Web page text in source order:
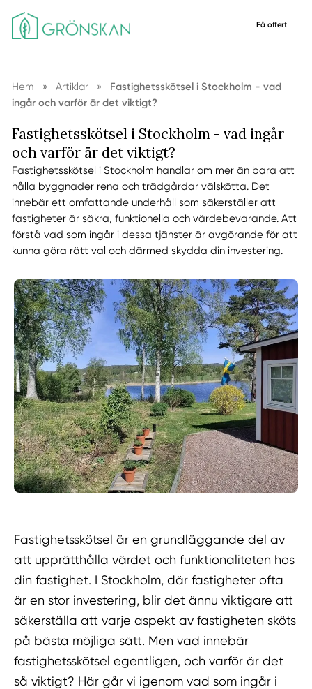
Få offert
Hem » Artiklar »
Fastighetsskötsel i Stockholm - vad
ingår och varför är det viktigt?
Fastighetsskötsel i Stockholm - vad ingår
och varför är det viktigt?
Fastighetsskötsel i Stockholm handlar om mer än bara att
hålla byggnader rena och trädgårdar välskötta. Det
innebär ett omfattande underhåll som säkerställer att
fastigheter är säkra, funktionella och värdebevarande. Att
förstå vad som ingår i dessa tjänster är avgörande för att
kunna göra rätt val och därmed skydda din investering.
Fastighetsskötsel är en grundläggande del av
att upprätthålla värdet och funktionaliteten hos
din fastighet. I Stockholm, där fastigheter ofta
är en stor investering, blir det ännu viktigare att
säkerställa att varje aspekt av fastigheten sköts
på bästa möjliga sätt. Men vad innebär
fastighetsskötsel egentligen, och varför är det
så viktigt? Här går vi igenom vad som ingår i